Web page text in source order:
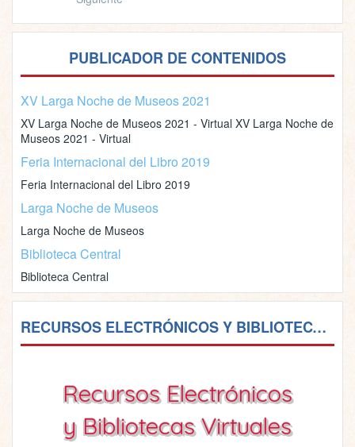
PUBLICADOR DE CONTENIDOS
XV Larga Noche de Museos 2021
XV Larga Noche de Museos 2021 - Virtual XV Larga Noche de
Museos 2021 - Virtual
Feria Internacional del Libro 2019
Feria Internacional del Libro 2019
Larga Noche de Museos
Larga Noche de Museos
Biblioteca Central
Biblioteca Central
RECURSOS ELECTRÓNICOS Y BIBLIOTECAS VIRTUALES
Recursos Electrónicos
y Bibliotecas Virtuales